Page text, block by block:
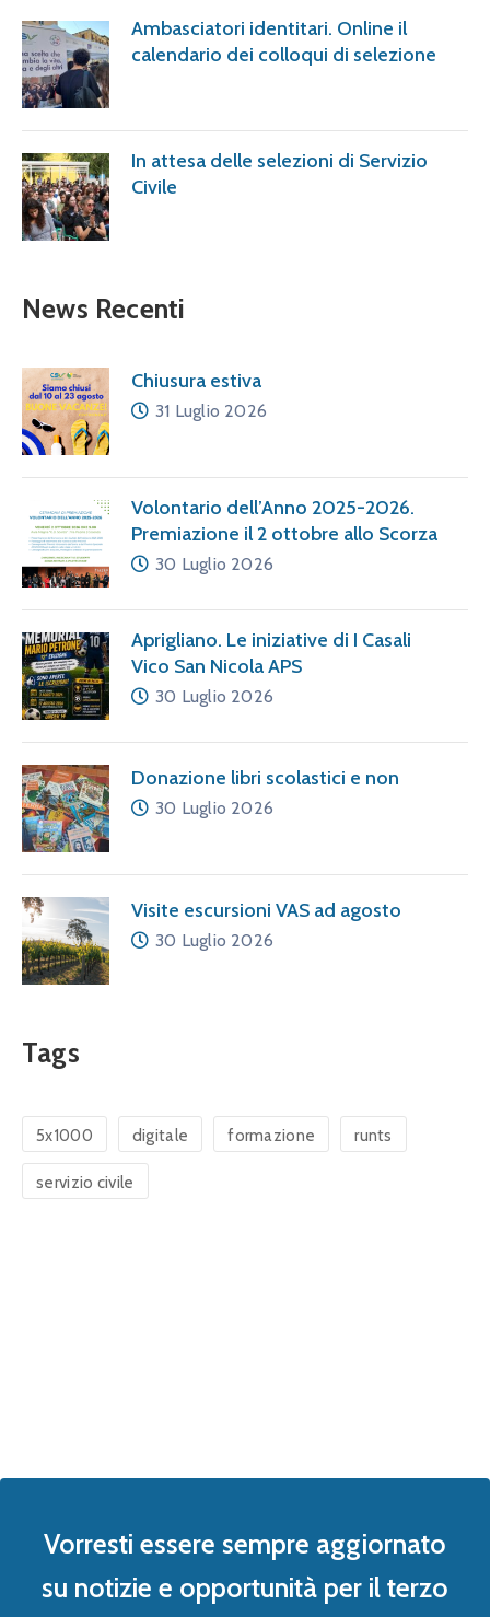
Ambasciatori identitari. Online il
calendario dei colloqui di selezione
In attesa delle selezioni di Servizio
Civile
News Recenti
Chiusura estiva
31 Luglio 2026
Volontario dell’Anno 2025-2026.
Premiazione il 2 ottobre allo Scorza
30 Luglio 2026
Aprigliano. Le iniziative di I Casali
Vico San Nicola APS
30 Luglio 2026
Donazione libri scolastici e non
30 Luglio 2026
Visite escursioni VAS ad agosto
30 Luglio 2026
Tags
5x1000 digitale formazione runts
servizio civile
Vorresti essere sempre aggiornato
su notizie e opportunità per il terzo